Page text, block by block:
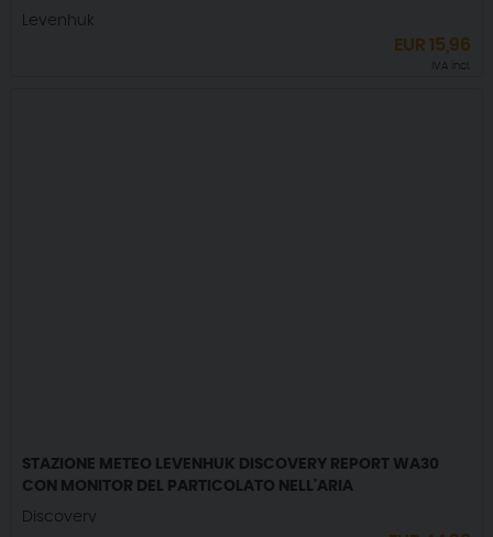
Levenhuk
EUR15,96
IVA incl.
STAZIONE METEO LEVENHUK DISCOVERY REPORT WA30
CON MONITOR DEL PARTICOLATO NELL'ARIA
Discovery